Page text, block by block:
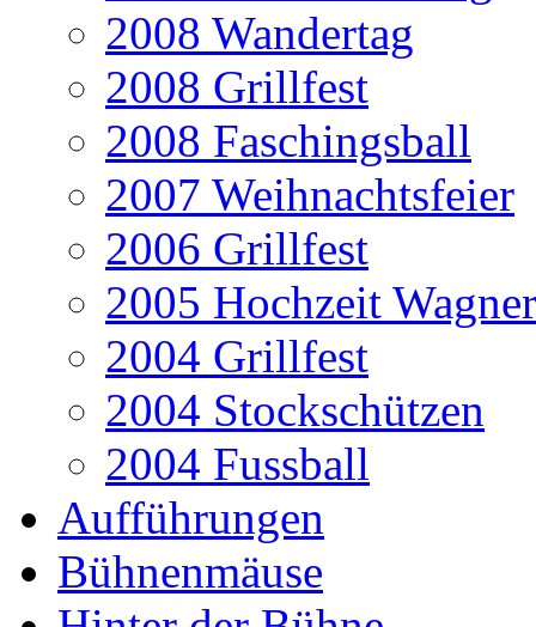
2008 Wandertag
2008 Grillfest
2008 Faschingsball
2007 Weihnachtsfeier
2006 Grillfest
2005 Hochzeit
2004 Grillfest
2004 Stockschützen
2004 Fussball
Aufführungen
Bühnenmäuse